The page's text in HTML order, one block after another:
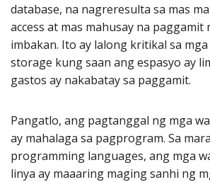
database, na nagreresulta sa mas
access at mas mahusay na paggamit
imbakan. Ito ay lalong kritikal sa
storage kung saan ang espasyo ay
gastos ay nakabatay sa paggamit.
Pangatlo, ang pagtanggal ng mga
ay mahalaga sa pagprogram. Sa
programming languages, ang mga
linya ay maaaring maging sanhi ng